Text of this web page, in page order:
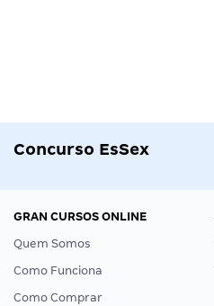
Concurso EsSex
GRAN CURSOS ONLINE
Quem Somos
Como Funciona
Como Comprar